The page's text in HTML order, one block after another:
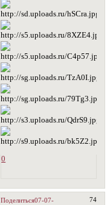
0
Поделиться 74
07-07-